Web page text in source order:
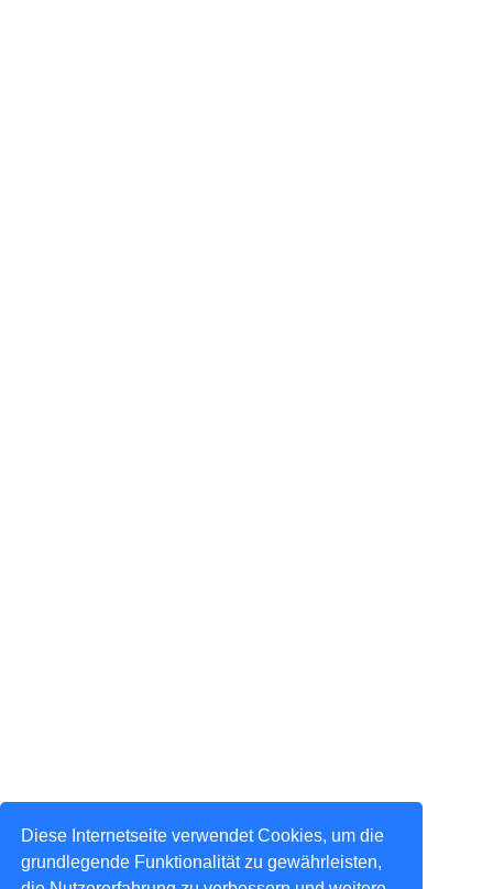
Diese Internetseite verwendet Cookies, um die
grundlegende Funktionalität zu gewährleisten,